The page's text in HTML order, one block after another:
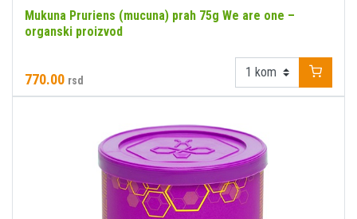
Mukuna Pruriens (mucuna) prah 75g We are one –
organski proizvod
770.00 rsd